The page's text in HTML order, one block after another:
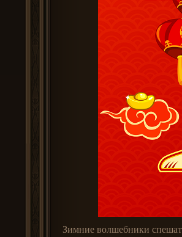
Зимние волшебники